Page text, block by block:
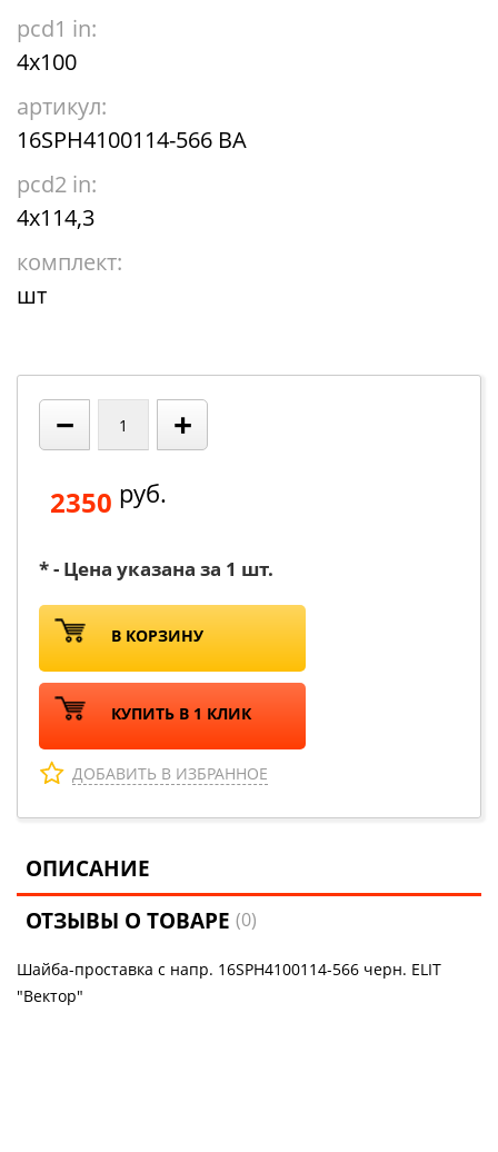
pcd1 in:
4x100
артикул:
16SPH4100114-566 BA
pcd2 in:
4x114,3
комплект:
шт
− +
2350 руб.
* - Цена указана за 1 шт.
В КОРЗИНУ
КУПИТЬ В 1 КЛИК
ДОБАВИТЬ В ИЗБРАННОЕ
ОПИСАНИЕ
ОТЗЫВЫ О ТОВАРЕ(0)
Шайба-проставка с напр. 16SPH4100114-566 черн. ELIT
"Вектор"